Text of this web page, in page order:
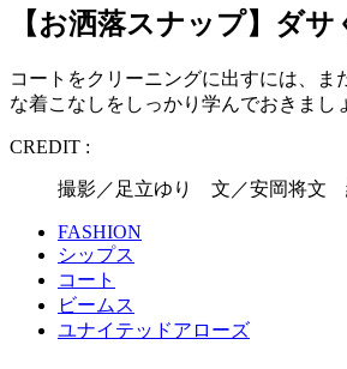
【お洒落スナップ】ダ
コートをクリーニングに出すには、
な着こなしをしっかり学んでおきまし
CREDIT :
撮影／足立ゆり 文／安岡将文
FASHION
シップス
コート
ビームス
ユナイテッドアローズ